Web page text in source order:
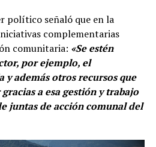
político señaló que en la
complementarias
comunitaria: «Se estén
por ejemplo, el
además otros recursos que
a esa gestión y trabajo
juntas de acción comunal del